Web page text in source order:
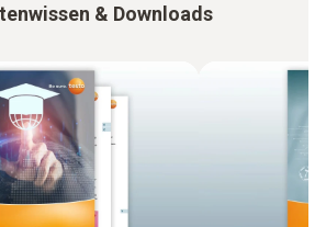
& Downloads